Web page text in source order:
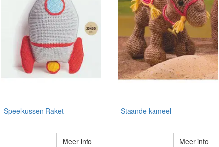
Speelkussen Raket
Meer info
Staande kameel
Meer info